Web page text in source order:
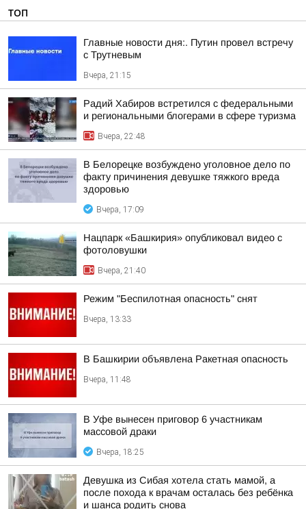
ТОП
Главные новости дня:. Путин провел встречу
с Трутневым
Вчера, 21:15
Радий Хабиров встретился с федеральными
и региональными блогерами в сфере туризма
Вчера, 22:48
В Белорецке возбуждено уголовное дело по
факту причинения девушке тяжкого вреда
здоровью
Вчера, 17:09
Нацпарк «Башкирия» опубликовал видео с
фотоловушки
Вчера, 21:40
Режим "Беспилотная опасность" снят
Вчера, 13:33
В Башкирии объявлена Ракетная опасность
Вчера, 11:48
В Уфе вынесен приговор 6 участникам
массовой драки
Вчера, 18:25
Девушка из Сибая хотела стать мамой, а
после похода к врачам осталась без ребёнка
и шанса родить снова